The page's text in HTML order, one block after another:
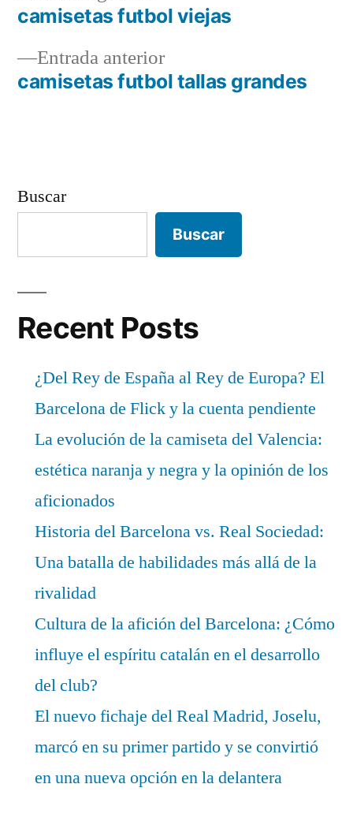
Navegación
deEntrada anteriorEntrada
anterior:
camisetas futbol tallas grandes
siguiente:
camisetas futbol viejas
Buscar
Buscar
Recent Posts
¿Del Rey de España al Rey de Europa? El
Barcelona de Flick y la cuenta pendiente
La evolución de la camiseta del Valencia:
estética naranja y negra y la opinión de los
aficionados
Historia del Barcelona vs. Real Sociedad:
Una batalla de habilidades más allá de la
rivalidad
Cultura de la afición del Barcelona: ¿Cómo
influye el espíritu catalán en el desarrollo
del club?
El nuevo fichaje del Real Madrid, Joselu,
marcó en su primer partido y se convirtió
en una nueva opción en la delantera